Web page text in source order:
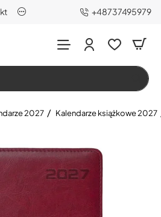
+48737495979
2027 Kalendarze książkowe 2027